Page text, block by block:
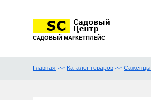
САДОВЫЙ МАРКЕТПЛЕЙС
Главная Каталог товаров Саженцы